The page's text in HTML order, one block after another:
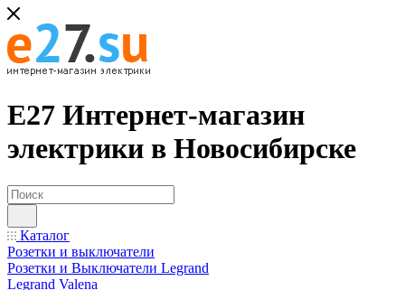
Е27 Интернет-магазин
электрики в Новосибирске
Каталог
Розетки и выключатели
Розетки и Выключатели Legrand
Legrand Valena